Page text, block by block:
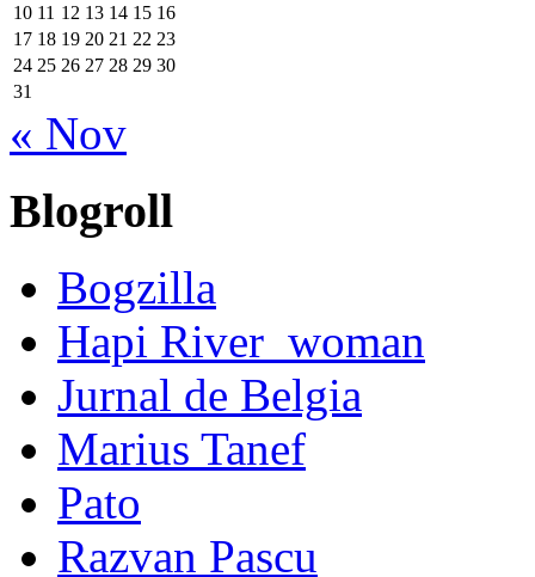
10 11 12 13 14 15 16
17 18 19 20 21 22 23
24 25 26 27 28 29 30
31
« Nov
Blogroll
Bogzilla
Hapi River_woman
Jurnal de Belgia
Marius Tanef
Pato
Razvan Pascu